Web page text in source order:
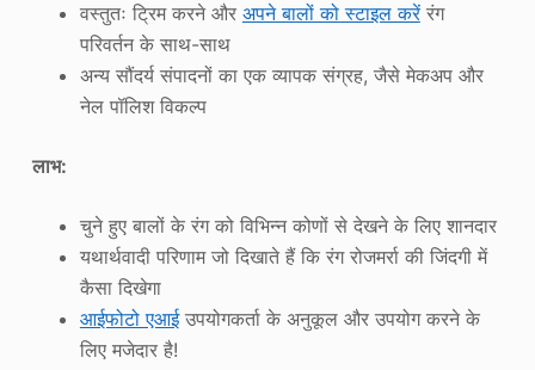
वस्तुतः ट्रिम करने और अपने बालों को स्टाइल करेंरंग
परिवर्तन के साथ-साथ
अन्य सौंदर्य संपादनों का एक व्यापक संग्रह, जैसे मेकअप और
नेल पॉलिश विकल्प
लाभ:
चुने हुए बालों के रंग को विभिन्न कोणों से देखने के लिए शानदार
यथार्थवादी परिणाम जो दिखाते हैं कि रंग रोजमर्रा की जिंदगी में
कैसा दिखेगा
आईफोटो एआईउपयोगकर्ता के अनुकूल और उपयोग करने के
लिए मजेदार है!